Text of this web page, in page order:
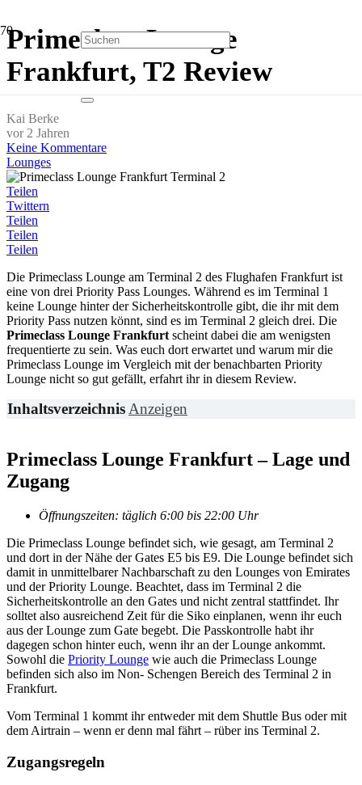
Primeclass Lounge
Frankfurt, T2 Review
Kai Berke
vor 2 Jahren
Keine Kommentare
Lounges
Teilen
Twittern
Teilen
Teilen
Teilen
Die Primeclass Lounge am Terminal 2 des Flughafen Frankfurt ist
eine von drei Priority Pass Lounges. Während es im Terminal 1
keine Lounge hinter der Sicherheitskontrolle gibt, die ihr mit dem
Priority Pass nutzen könnt, sind es im Terminal 2 gleich drei. Die
Primeclass Lounge Frankfurtscheint dabei die am wenigsten
frequentierte zu sein. Was euch dort erwartet und warum mir die
Primeclass Lounge im Vergleich mit der benachbarten Priority
Lounge nicht so gut gefällt, erfahrt ihr in diesem Review.
InhaltsverzeichnisAnzeigen
Primeclass Lounge Frankfurt – Lage und
Zugang
Öffnungszeiten: täglich 6:00 bis 22:00 Uhr
Die Primeclass Lounge befindet sich, wie gesagt, am Terminal 2
und dort in der Nähe der Gates E5 bis E9. Die Lounge befindet sich
damit in unmittelbarer Nachbarschaft zu den Lounges von Emirates
und der Priority Lounge. Beachtet, dass im Terminal 2 die
Sicherheitskontrolle an den Gates und nicht zentral stattfindet. Ihr
solltet also ausreichend Zeit für die Siko einplanen, wenn ihr euch
aus der Lounge zum Gate begebt. Die Passkontrolle habt ihr
dagegen schon hinter euch, wenn ihr an der Lounge ankommt.
Sowohl die Priority Lounge wie auch die Primeclass Lounge
befinden sich also im Non- Schengen Bereich des Terminal 2 in
Frankfurt.
Vom Terminal 1 kommt ihr entweder mit dem Shuttle Bus oder mit
dem Airtrain – wenn er denn mal fährt – rüber ins Terminal 2.
Zugangsregeln